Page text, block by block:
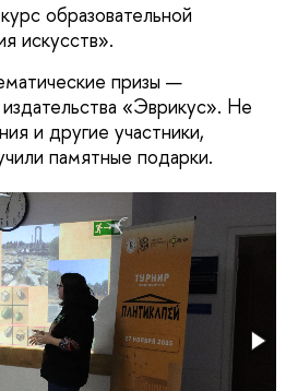
образовательной
искусств».
призы —
«Эврикус». Не
и другие участники,
памятные подарки.